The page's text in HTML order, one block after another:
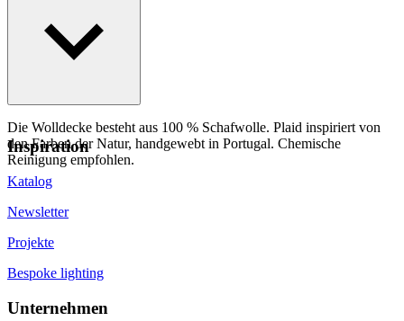
Die Wolldecke besteht aus 100 % Schafwolle. Plaid inspiriert von
den Farben der Natur, handgewebt in Portugal. Chemische
Reinigung empfohlen.
Inspiration
Katalog
Newsletter
Projekte
Bespoke lighting
Unternehmen